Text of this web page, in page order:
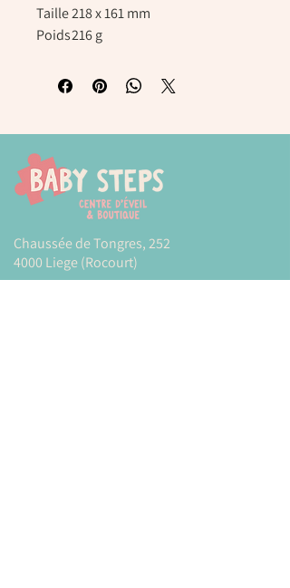
Taille218 x 161 mm
Poids216 g
Chaussée de Tongres, 252
4000 Liege (Rocourt)